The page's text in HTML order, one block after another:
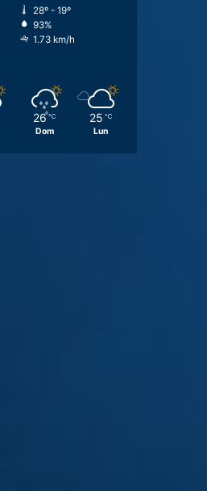
28º - 19º
93%
1.73 km/h
26 ℃
Dom
25 ℃
Lun